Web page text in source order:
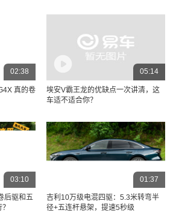
02:38
真的卷
05:14
埃安V霸王龙的优缺点一次讲清，这
车适不适合你？
03:10
后驱和五
01:37
吉利10万级电混四驱：5.3米转弯半
径+五连杆悬架，提速5秒级